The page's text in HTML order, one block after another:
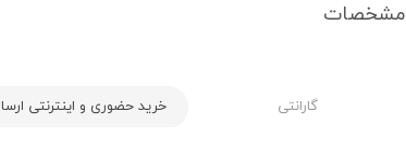
مشخصات
گارانتی خرید حضوری و اینترنتی